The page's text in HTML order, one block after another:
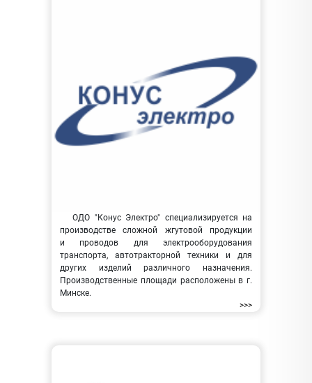
ОДО "Конус Электро" специализируется на
производстве сложной жгутовой продукции
и проводов для электрооборудования
транспорта, автотракторной техники и для
других изделий различного назначения.
Производственные площади расположены в г.
Минске.
>>>